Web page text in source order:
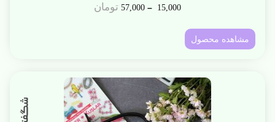
15,000
–
57,000 تومان
مشاهده محصول